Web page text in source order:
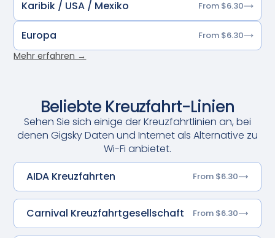
Karibik / USA / Mexiko From $6.30
Europa From $6.30
Mehr erfahren →
Beliebte Kreuzfahrt-Linien
Sehen Sie sich einige der Kreuzfahrtlinien an, bei
denen Gigsky Daten und Internet als Alternative zu
Wi-Fi anbietet.
AIDA Kreuzfahrten
From $6.30
Carnival Kreuzfahrtgesellschaft From $6.30